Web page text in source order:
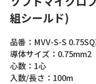
組シールド)
品番：MVV-S-S
導体サイズ：0.75mm2
心数：1心
入数/長さ：100m